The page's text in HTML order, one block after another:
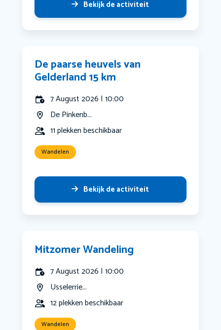
Bekijk de activiteit
De paarse heuvels van
Gelderland 15 km
7 August 2026 | 10:00
De Pinkenb...
11 plekken beschikbaar
Wandelen
Bekijk de activiteit
Mitzomer Wandeling
7 August 2026 | 10:00
Usselerrie...
12 plekken beschikbaar
Wandelen